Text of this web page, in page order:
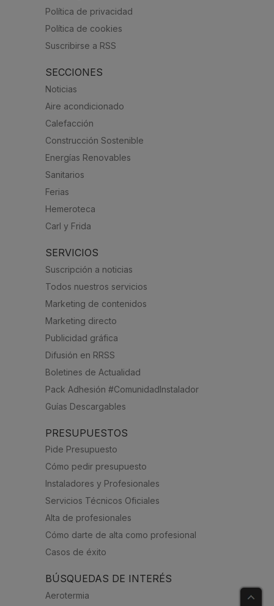
Política de privacidad
Política de cookies
Suscribirse a RSS
SECCIONES
Noticias
Aire acondicionado
Calefacción
Construcción Sostenible
Energías Renovables
Sanitarios
Ferias
Hemeroteca
Carl y Frida
SERVICIOS
Suscripción a noticias
Todos nuestros servicios
Marketing de contenidos
Marketing directo
Publicidad gráfica
Difusión en RRSS
Boletines de Actualidad
Pack Adhesión #ComunidadInstalador
Guías Descargables
PRESUPUESTOS
Pide Presupuesto
Cómo pedir presupuesto
Instaladores y Profesionales
Servicios Técnicos Oficiales
Alta de profesionales
Cómo darte de alta como profesional
Casos de éxito
BÚSQUEDAS DE INTERÉS
Aerotermia